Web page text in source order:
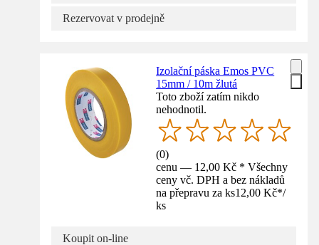
Rezervovat v prodejně
Izolační páska Emos PVC
15mm / 10m žlutá
Toto zboží zatím nikdo
nehodnotil.
(0)
cenu — 12,00 Kč * Všechny
ceny vč. DPH a bez nákladů
na přepravu za ks12,00 Kč*/
ks
Koupit on-line